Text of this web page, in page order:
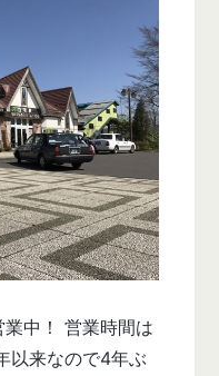
中！ 営業時間は
以来なので4年ぶ